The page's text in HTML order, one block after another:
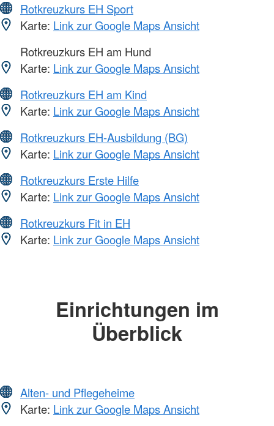
Rotkreuzkurs EH Sport
Karte: Link zur Google Maps Ansicht
Rotkreuzkurs EH am Hund
Karte: Link zur Google Maps Ansicht
Rotkreuzkurs EH am Kind
Karte: Link zur Google Maps Ansicht
Rotkreuzkurs EH-Ausbildung (BG)
Karte: Link zur Google Maps Ansicht
Rotkreuzkurs Erste Hilfe
Karte: Link zur Google Maps Ansicht
Rotkreuzkurs Fit in EH
Karte: Link zur Google Maps Ansicht
Einrichtungen im
Überblick
Alten- und Pflegeheime
Karte: Link zur Google Maps Ansicht